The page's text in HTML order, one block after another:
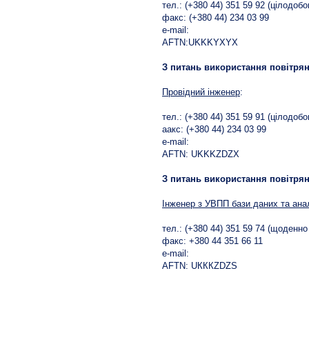
тел.: (+380 44) 351 59 92
факс: (+380 44) 234 03 99
e-mail:
AFTN:UKKKYXYX
З питань використання
Провідний інженер:
тел.: (+380 44) 351 59 91
aакс: (+380 44) 234 03 99
e-mail:
AFTN: UKKKZDZX
З питань використання
Інженер з УВПП бази даних та
тел.: (+380 44) 351 59 74
факс: +380 44 351 66 11
е-mail:
AFTN: UКККZDZS